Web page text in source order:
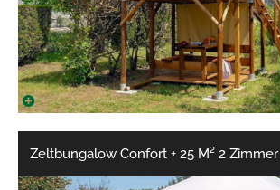
Zeltbungalow Confort + 25 M² 2 Zimmer